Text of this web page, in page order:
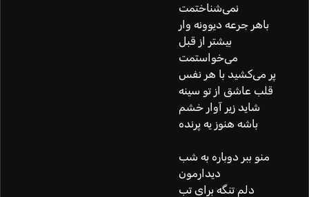
نمی‌شناختمت
باهر جرعه دیوونه ‌وار
بیشتر از قبل
می‌خواستمت
پر می‌کشید با هر نفس
قلب عاشق از تو سینه
شاید زیر آوار خشم
باشه هنوز یه پرنده
منو ببر دوباره به شب
دیدارمون
دلم تنگه برای تب